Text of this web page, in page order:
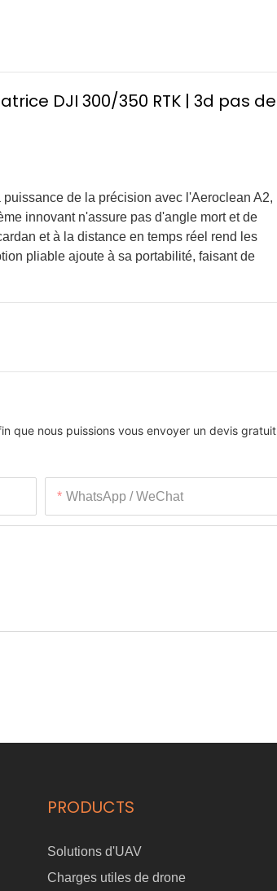
DJI 300/350 RTK | 3d pas de
de la précision avec l'Aeroclean A2,
innovant n'assure pas d'angle mort et de
et à la distance en temps réel rend les
pliable ajoute à sa portabilité, faisant de
que nous puissions vous envoyer un devis gratuit
WhatsApp / WeChat
PRODUCTS
Solutions d'UAV
Charges utiles de drone